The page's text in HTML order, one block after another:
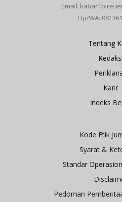
Email:
Hp/WA:
Tentang
Redaksi
Karir
Indeks
Kode Etik
Syarat &
Standar
Pedoman